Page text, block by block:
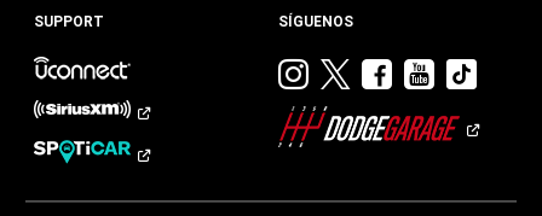
SUPPORT SÍGUENOS
Visitar
Dodge
en
Visitar
en
Visitar
en
Visitar
en en